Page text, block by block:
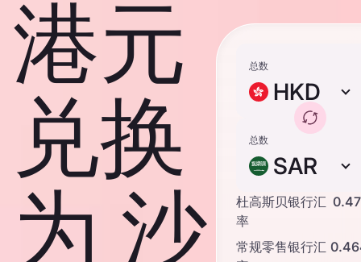
港元
兑换
为 沙
总数
HKD
总数
SAR
杜高斯贝银行汇
率
常规零售银行汇